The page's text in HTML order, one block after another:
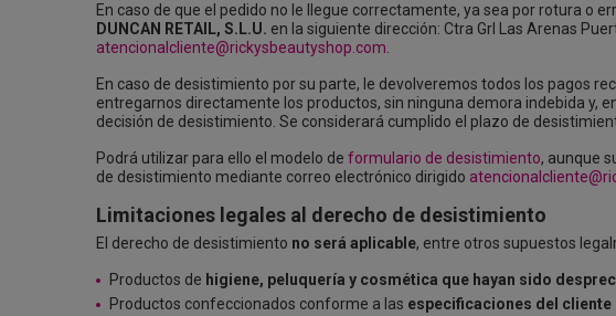
En caso de que el pedido no le llegue correctamente, ya sea por rotura o
DUNCAN RETAIL, S.L.U. en la siguiente dirección: Ctra Grl Las Arenas
atencionalcliente@rickysbeautyshop.com
En caso de desistimiento por su parte, le devolveremos todos los pagos
entregarnos directamente los productos, sin ninguna demora indebida y,
decisión de desistimiento. Se considerará cumplido el plazo de
Podrá utilizar para ello el modelo de formulario de desistimiento, aunque
de desistimiento mediante correo electrónico dirigido
Limitaciones legales al derecho de desistimiento
El derecho de desistimiento no será aplicable, entre otros supuestos
Productos de higiene, peluquería y cosmética que hayan sido
Productos confeccionados conforme a las especificaciones del